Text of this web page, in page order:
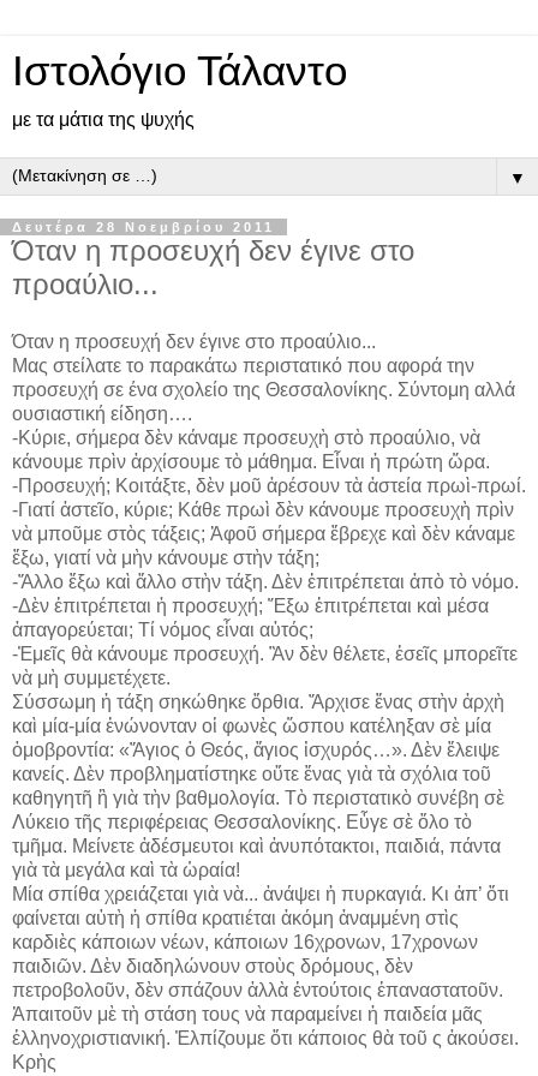
Ιστολόγιο Τάλαντο
με τα μάτια της ψυχής
▼
Δευτέρα 28 Νοεμβρίου 2011
Όταν η προσευχή δεν έγινε στο
προαύλιο...
Όταν η προσευχή δεν έγινε στο προαύλιο...
Μας στείλατε το παρακάτω περιστατικό που αφορά την
προσευχή σε ένα σχολείο της Θεσσαλονίκης. Σύντομη αλλά
ουσιαστική είδηση….
-Κύριε, σήμερα δὲν κάναμε προσευχὴ στὸ προαύλιο, νὰ
κάνουμε πρὶν ἀρχίσουμε τὸ μάθημα. Εἶναι ἡ πρώτη ὥρα.
-Προσευχή; Κοιτάξτε, δὲν μοῦ ἀρέσουν τὰ ἀστεία πρωὶ-πρωί.
-Γιατί ἀστεῖο, κύριε; Κάθε πρωὶ δὲν κάνουμε προσευχὴ πρὶν
νὰ μποῦμε στὸς τάξεις; Ἀφοῦ σήμερα ἔβρεχε καὶ δὲν κάναμε
ἔξω, γιατί νὰ μὴν κάνουμε στὴν τάξη;
-Ἄλλο ἔξω καὶ ἄλλο στὴν τάξη. Δὲν ἐπιτρέπεται ἀπὸ τὸ νόμο.
-Δὲν ἐπιτρέπεται ἡ προσευχή; Ἔξω ἐπιτρέπεται καὶ μέσα
ἀπαγορεύεται; Τί νόμος εἶναι αὐτός;
-Ἐμεῖς θὰ κάνουμε προσευχή. Ἂν δὲν θέλετε, ἐσεῖς μπορεῖτε
νὰ μὴ συμμετέχετε.
Σύσσωμη ἡ τάξη σηκώθηκε ὄρθια. Ἄρχισε ἕνας στὴν ἀρχὴ
καὶ μία-μία ἑνώνονταν οἱ φωνὲς ὥσπου κατέληξαν σὲ μία
ὁμοβροντία: «Ἅγιος ὁ Θεός, ἅγιος ἰσχυρός…». Δὲν ἔλειψε
κανείς. Δὲν προβληματίστηκε οὔτε ἕνας γιὰ τὰ σχόλια τοῦ
καθηγητῆ ἢ γιὰ τὴν βαθμολογία. Τὸ περιστατικὸ συνέβη σὲ
Λύκειο τῆς περιφέρειας Θεσσαλονίκης. Εὖγε σὲ ὅλο τὸ
τμῆμα. Μείνετε ἀδέσμευτοι καὶ ἀνυπότακτοι, παιδιά, πάντα
γιὰ τὰ μεγάλα καὶ τὰ ὡραία!
Μία σπίθα χρειάζεται γιὰ νὰ... ἀνάψει ἡ πυρκαγιά. Κι ἀπ’ ὅτι
φαίνεται αὐτὴ ἡ σπίθα κρατιέται ἀκόμη ἀναμμένη στὶς
καρδιὲς κάποιων νέων, κάποιων 16χρονων, 17χρονων
παιδιῶν. Δὲν διαδηλώνουν στοὺς δρόμους, δὲν
πετροβολοῦν, δὲν σπάζουν ἀλλὰ ἐντούτοις ἐπαναστατοῦν.
Ἀπαιτοῦν μὲ τὴ στάση τους νὰ παραμείνει ἡ παιδεία μᾶς
ἑλληνοχριστιανική. Ἐλπίζουμε ὅτι κάποιος θὰ τοῦ ς ἀκούσει.
Κρὴς